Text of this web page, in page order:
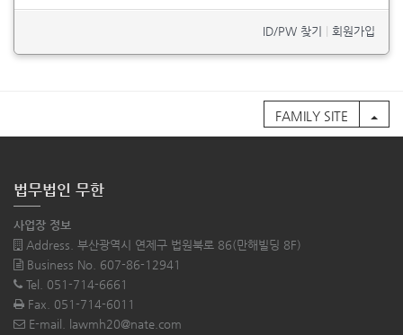
ID/PW 찾기 회원가입
FAMILY SITE
법무법인 무한
사업장 정보
Address. 부산광역시 연제구 법원북로 86(만해빌딩 8F)
Business No. 607-86-12941
Tel. 051-714-6661
Fax. 051-714-6011
E-mail. lawmh20@nate.com